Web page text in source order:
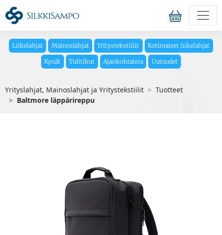
Liikelahjat Mainoslahjat Yritystekstiilit Kotimaiset liikelahjat
Kynät Tulitikut Ajankohtaista Uutuudet
Yrityslahjat, Mainoslahjat ja Yritystekstiilit
Tuotteet
Baltmore läppärireppu